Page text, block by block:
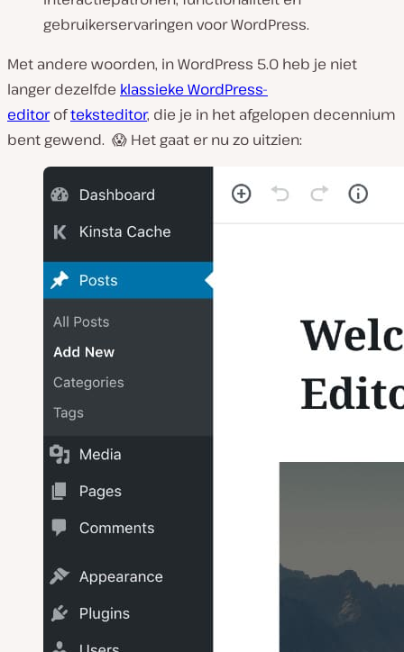
gebruikerservaringen voor WordPress.
Met andere woorden, in WordPress 5.0 heb je niet
langer dezelfde klassieke WordPress-
editorofteksteditor, die je in het afgelopen decennium
bent gewend. 😱 Het gaat er nu zo uitzien: